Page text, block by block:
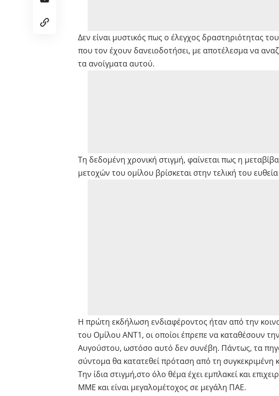
Δεν είναι μυστικός πως ο έλεγχος δραστηριότητας
που τον έχουν δανειοδοτήσει, με αποτέλεσμα να
τα ανοίγματα αυτού.
Τη δεδομένη χρονική στιγμή, φαίνεται πως η
μετοχών του ομίλου βρίσκεται στην τελική του
Η πρώτη εκδήλωση ενδιαφέροντος ήταν από την
του Ομίλου ΑΝΤ1, οι οποίοι έπρεπε να καταθέσουν
Αυγούστου, ωστόσο αυτό δεν συνέβη. Πάντως, τα
σύντομα θα κατατεθεί πρόταση από τη συγκεκριμένη
Την ίδια στιγμή,στο όλο θέμα έχει εμπλακεί και
ΜΜΕ και είναι μεγαλομέτοχος σε μεγάλη ΠΑΕ.